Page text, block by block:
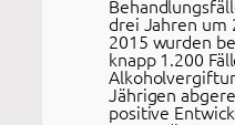
drei Jahren um
2015 wurden
knapp 1.200
Jährigen
positive